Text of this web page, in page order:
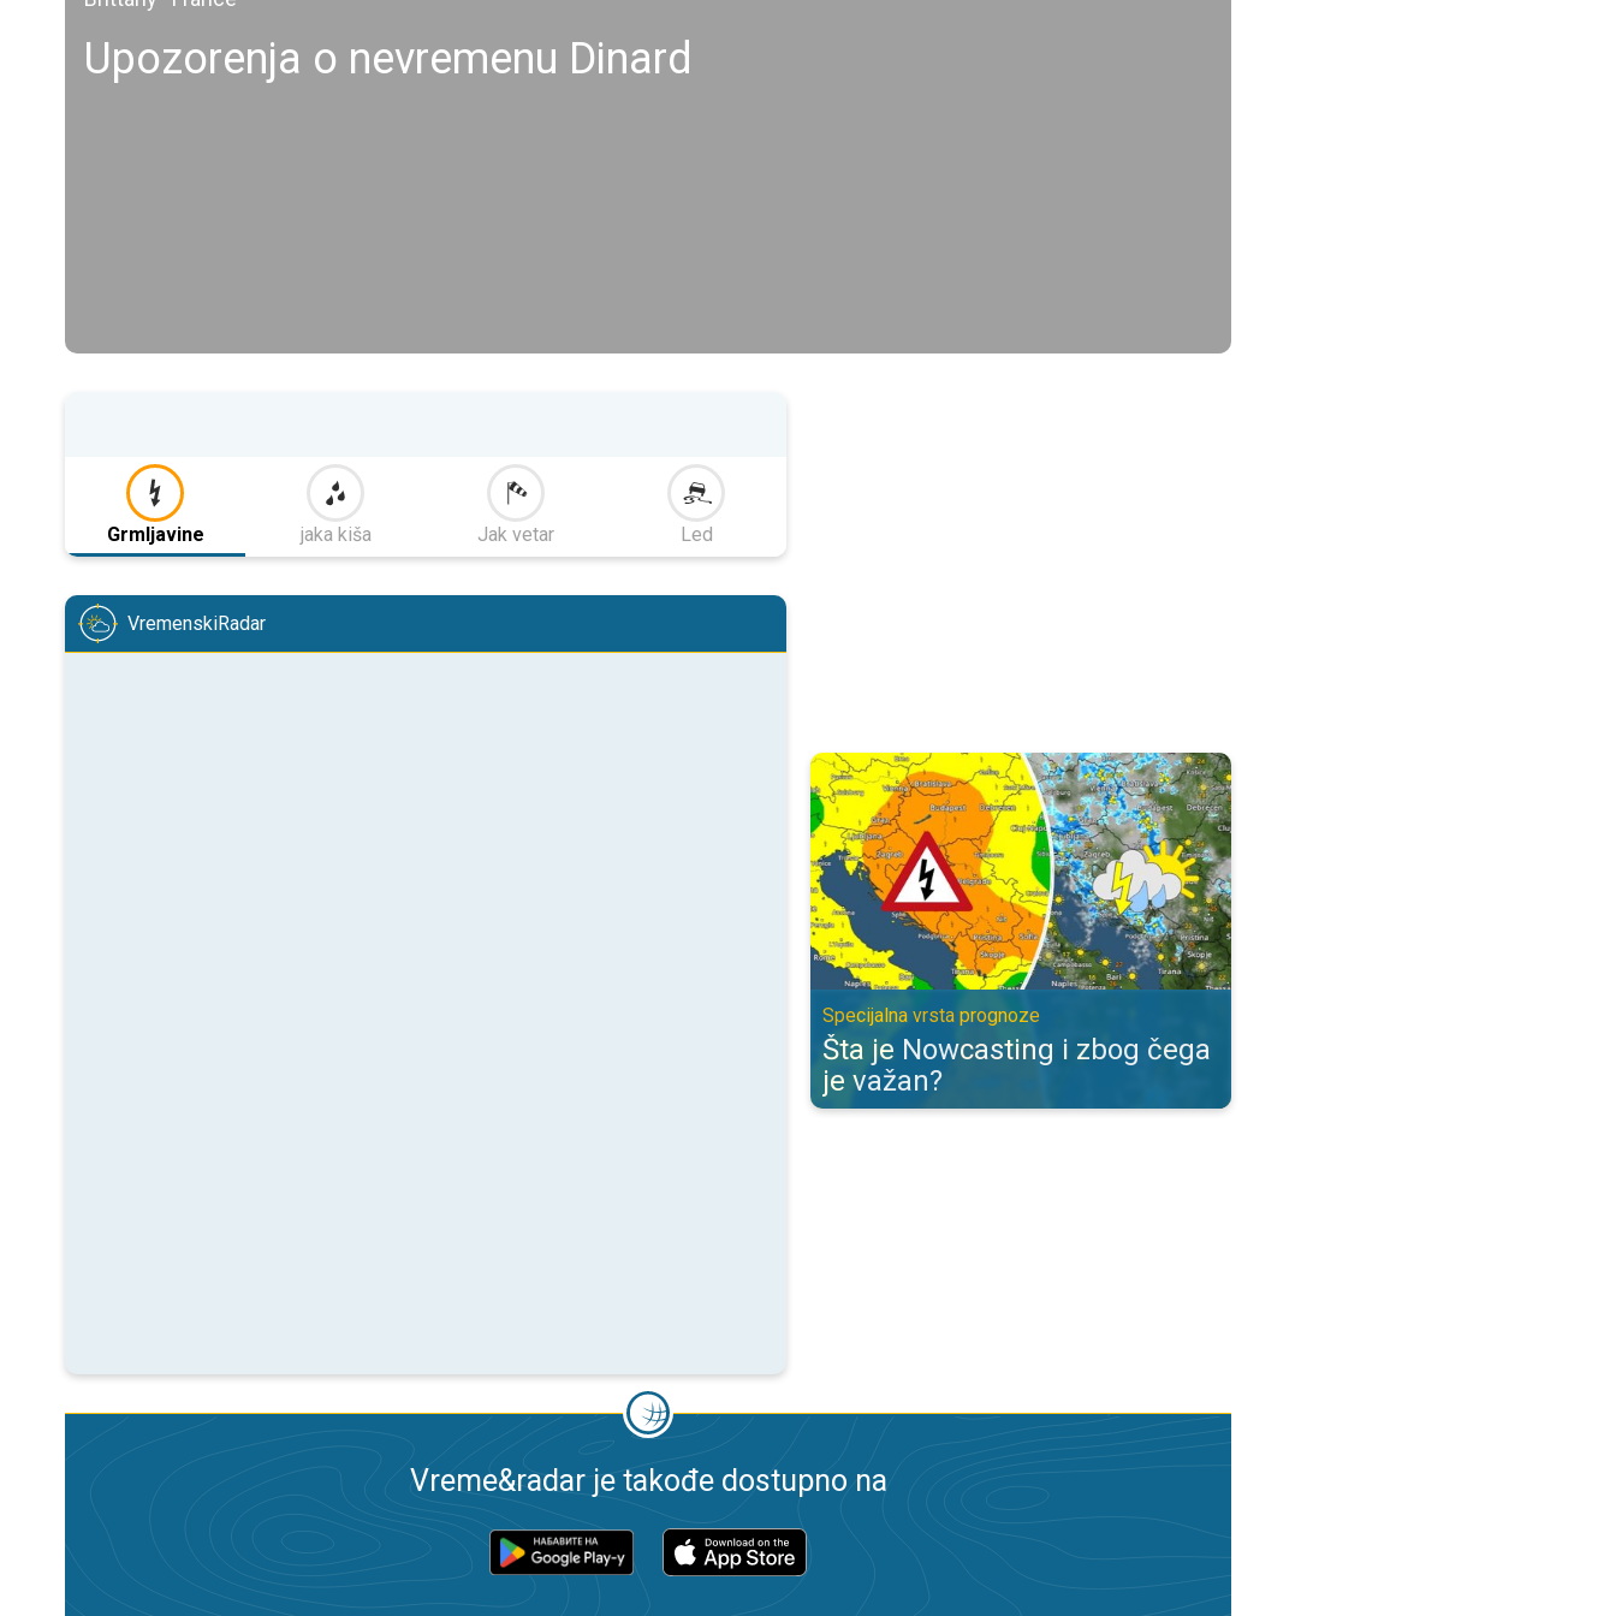
Upozorenja o nevremenu Dinard
Grmljavine jaka kiša Jak vetar Led
VremenskiRadar
Šta je Nowcasting i zbog čega je važan?. Specijalna vrsta prognoze. . .
Specijalna vrsta prognoze
Šta je Nowcasting i zbog čega
je važan?
Vreme&radar je takođe dostupno na